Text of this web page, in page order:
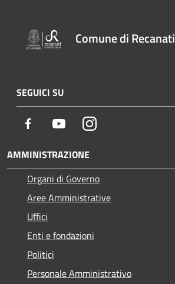
Comune di Recanati
SEGUICI SU
Facebook YoutubeInstagram
AMMINISTRAZIONE
Organi di Governo
Aree Amministrative
Uffici
Enti e fondazioni
Politici
Personale Amministrativo